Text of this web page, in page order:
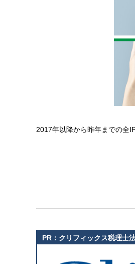
2017年以降から昨年までの全